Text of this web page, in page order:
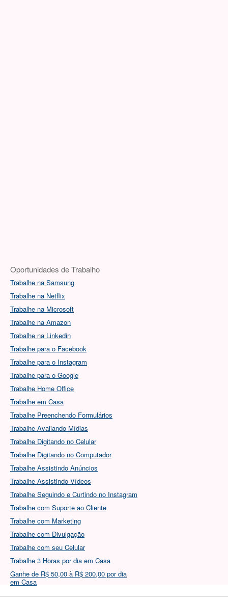
Oportunidades de Trabalho
Trabalhe na Samsung
Trabalhe na Netflix
Trabalhe na Microsoft
Trabalhe na Amazon
Trabalhe na Linkedin
Trabalhe para o Facebook
Trabalhe para o Instagram
Trabalhe para o Google
Trabalhe Home Office
Trabalhe em Casa
Trabalhe Preenchendo Formulários
Trabalhe Avaliando Mídias
Trabalhe Digitando no Celular
Trabalhe Digitando no Computador
Trabalhe Assistindo Anúncios
Trabalhe Assistindo Vídeos
Trabalhe Seguindo e Curtindo no Instagram
Trabalhe com Suporte ao Cliente
Trabalhe com Marketing
Trabalhe com Divulgação
Trabalhe com seu Celular
Trabalhe 3 Horas por dia em Casa
Ganhe de R$ 50,00 à R$ 200,00 por dia
em Casa